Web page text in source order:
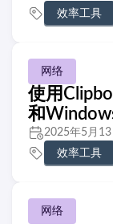
效率工具
网络
使用
和
2025年5月
效率工具
网络